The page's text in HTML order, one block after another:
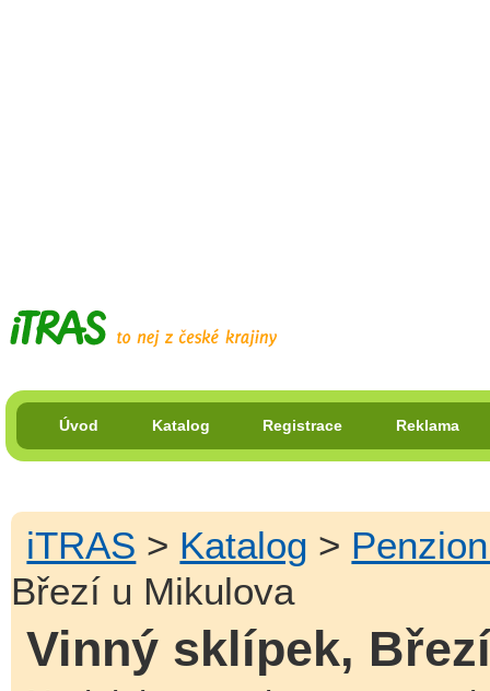
Úvod Katalog Registrace Reklama
iTRAS > Katalog >
Březí u Mikulova
Vinný sklípek,